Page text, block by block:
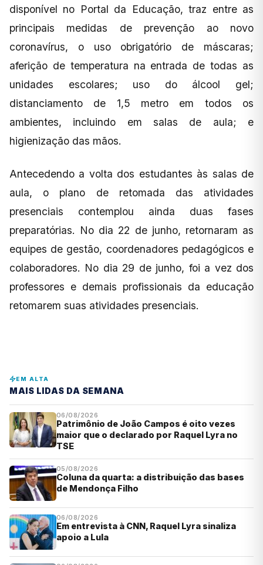
disponível no Portal da Educação, traz entre as
principais medidas de prevenção ao novo
coronavírus, o uso obrigatório de máscaras;
aferição de temperatura na entrada de todas as
unidades escolares; uso do álcool gel;
distanciamento de 1,5 metro em todos os
ambientes, incluindo em salas de aula; e
higienização das mãos.
Antecedendo a volta dos estudantes às salas de
aula, o plano de retomada das atividades
presenciais contemplou ainda duas fases
preparatórias. No dia 22 de junho, retornaram as
equipes de gestão, coordenadores pedagógicos e
colaboradores. No dia 29 de junho, foi a vez dos
professores e demais profissionais da educação
retomarem suas atividades presenciais.
EM ALTA
MAIS LIDAS DA SEMANA
06/08/2026
Patrimônio de João Campos é oito vezes
maior que o declarado por Raquel Lyra no
TSE
05/08/2026
Coluna da quarta: a distribuição das bases
de Mendonça Filho
06/08/2026
Em entrevista à CNN, Raquel Lyra sinaliza
apoio a Lula